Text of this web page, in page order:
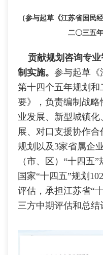
（参与起草《江苏省国民
二〇三五
贡献规划咨询专业
制实施。 参与起草《
第十四个五年规划和
要》，负责编制战
业发展、新型城镇
展、对口支援协作合
规划以及3家省属企
（市、区）“十四五
国家“十四五”规划
评估，承担江苏省“
三方中期评估和总结